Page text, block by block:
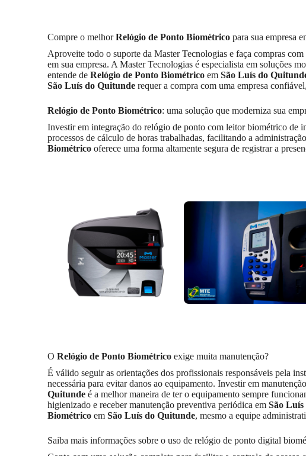
Compre o melhorRelógio de Ponto Biométrico para sua empresa
Aproveite todo o suporte da Master Tecnologias e faça compras
em sua empresa. A Master Tecnologias é especialista em soluções
entende de Relógio de Ponto Biométrico em São Luís do
São Luís do Quitunde requer a compra com uma empresa
Relógio de Ponto Biométrico: uma solução que moderniza sua
Investir em integração do relógio de ponto com leitor biométrico de
processos de cálculo de horas trabalhadas, facilitando a
Biométrico oferece uma forma altamente segura de registrar a
O Relógio de Ponto Biométrico exige muita manutenção?
É válido seguir as orientações dos profissionais responsáveis pela
necessária para evitar danos ao equipamento. Investir em
Quitunde é a melhor maneira de ter o equipamento sempre
higienizado e receber manutenção preventiva periódica em São
Biométrico em São Luís do Quitunde, mesmo a equipe
Saiba mais informações sobre o uso de relógio de ponto digital